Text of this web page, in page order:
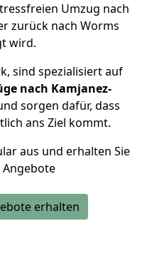
Umzug nach
zurück nach Worms
wird.
sind spezialisiert auf
nach Kamjanez-
sorgen dafür, dass
ans Ziel kommt.
aus und erhalten Sie
erhalten